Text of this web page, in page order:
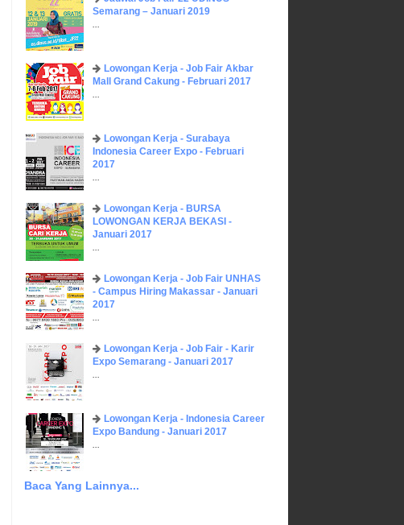
Semarang – Januari 2019
...
Lowongan Kerja - Job Fair ​Akbar ​
Mall Grand Cakung - Februari 2017
...
Lowongan Kerja - Surabaya
Indonesia Career Expo - Februari
2017
...
Lowongan Kerja - BURSA
LOWONGAN KERJA BEKASI -
Januari 2017
...
Lowongan Kerja - Job Fair UNHAS
- Campus Hiring Makassar - Januari
2017
...
Lowongan Kerja - Job Fair - Karir
Expo Semarang - Januari 2017
...
Lowongan Kerja - Indonesia Career
Expo Bandung - Januari 2017
...
Baca Yang Lainnya...